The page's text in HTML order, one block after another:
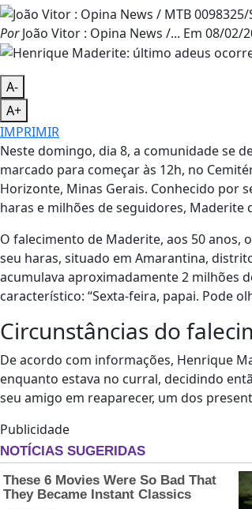
PorJoão Vitor : Opina News /... Em 08/02/
A-
A+
IMPRIMIR
Neste domingo, dia 8, a comunidade se
marcado para começar às 12h, no
Horizonte, Minas Gerais. Conhecido por
haras e milhões de seguidores,
O falecimento de Maderite, aos 50 anos,
seu haras, situado em Amarantina,
acumulava aproximadamente 2 milhões
característico: “Sexta-feira, papai. Pode
Circunstâncias do
De acordo com informações, Henrique
enquanto estava no curral, decidindo
seu amigo em reaparecer, um dos
Publicidade